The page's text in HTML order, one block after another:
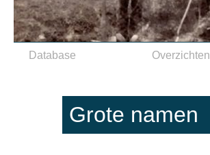
Spring naar inhoud
Database Overzichten
Grote namen